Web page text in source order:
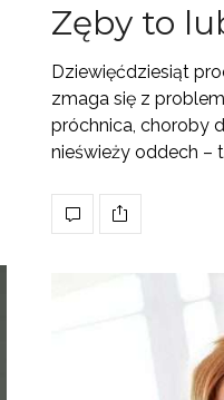
Zęby to
Dziewięćdziesiąt
zmaga się z
próchnica, choroby
nieświeży oddech –